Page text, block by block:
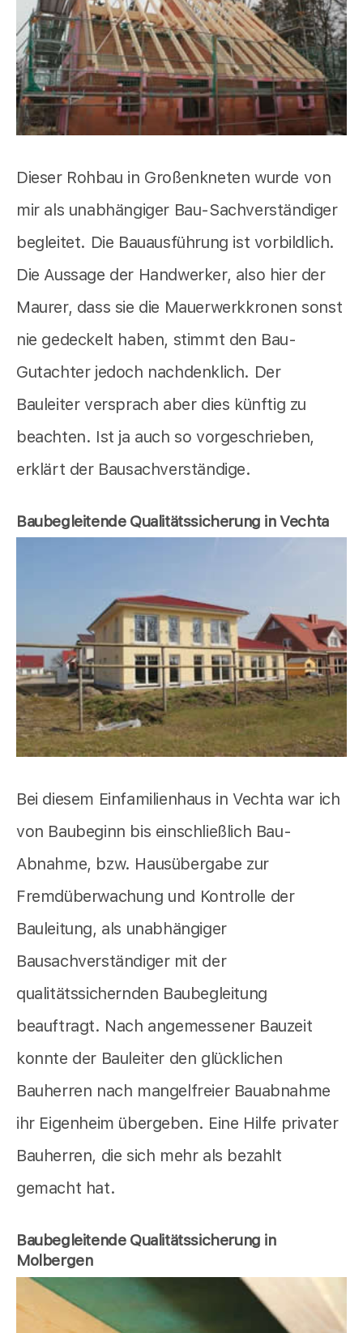
Dieser Rohbau in Großenkneten wurde von
mir als unabhängiger Bau-Sachverständiger
begleitet. Die Bauausführung ist vorbildlich.
Die Aussage der Handwerker, also hier der
Maurer, dass sie die Mauerwerkkronen sonst
nie gedeckelt haben, stimmt den Bau-
Gutachter jedoch nachdenklich. Der
Bauleiter versprach aber dies künftig zu
beachten. Ist ja auch so vorgeschrieben,
erklärt der Bausachverständige.
Baubegleitende Qualitätssicherung in Vechta
Bei diesem Einfamilienhaus in Vechta war ich
von Baubeginn bis einschließlich Bau-
Abnahme, bzw. Hausübergabe zur
Fremdüberwachung und Kontrolle der
Bauleitung, als unabhängiger
Bausachverständiger mit der
qualitätssichernden Baubegleitung
beauftragt. Nach angemessener Bauzeit
konnte der Bauleiter den glücklichen
Bauherren nach mangelfreier Bauabnahme
ihr Eigenheim übergeben. Eine Hilfe privater
Bauherren, die sich mehr als bezahlt
gemacht hat.
Baubegleitende Qualitätssicherung in
Molbergen